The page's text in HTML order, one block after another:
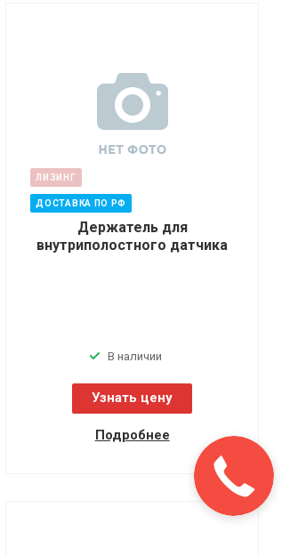
ЛИЗИНГ
ДОСТАВКА ПО РФ
Держатель для
внутриполостного датчика
В наличии
Узнать цену
Подробнее